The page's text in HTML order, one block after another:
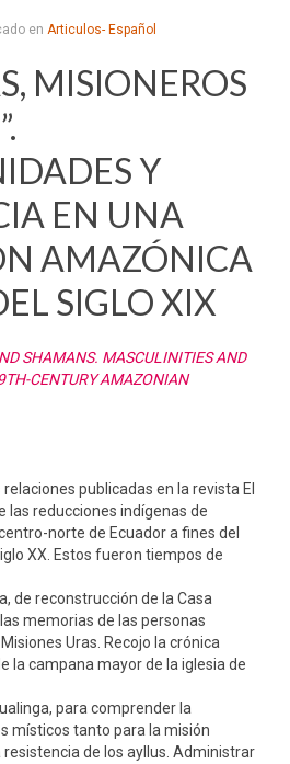
en Articulos- Español
MISIONEROS
Y
EN UNA
AMAZÓNICA
SIGLO XIX
SHAMANS. MASCULINITIES AND
CENTURY AMAZONIAN
publicadas en la revista El
las reducciones indígenas de
norte de Ecuador a fines del
XX. Estos fueron tiempos de
de reconstrucción de la Casa
memorias de las personas
Uras. Recojo la crónica
la campana mayor de la iglesia de
para comprender la
místicos tanto para la misión
de los ayllus. Administrar